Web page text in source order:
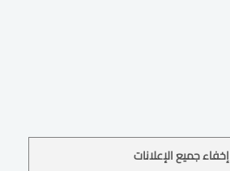
إخفاء جميع الإعلانات